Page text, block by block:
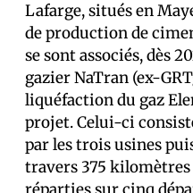
Lafarge, situés en
de production de
se sont associés, dès
gazier NaTran (ex-
liquéfaction du gaz
projet. Celui-ci
par les trois usines
travers 375